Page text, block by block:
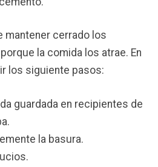
mantener cerrado los
la comida los atrae. En
los siguiente pasos:
guardada en recipientes de
la basura.